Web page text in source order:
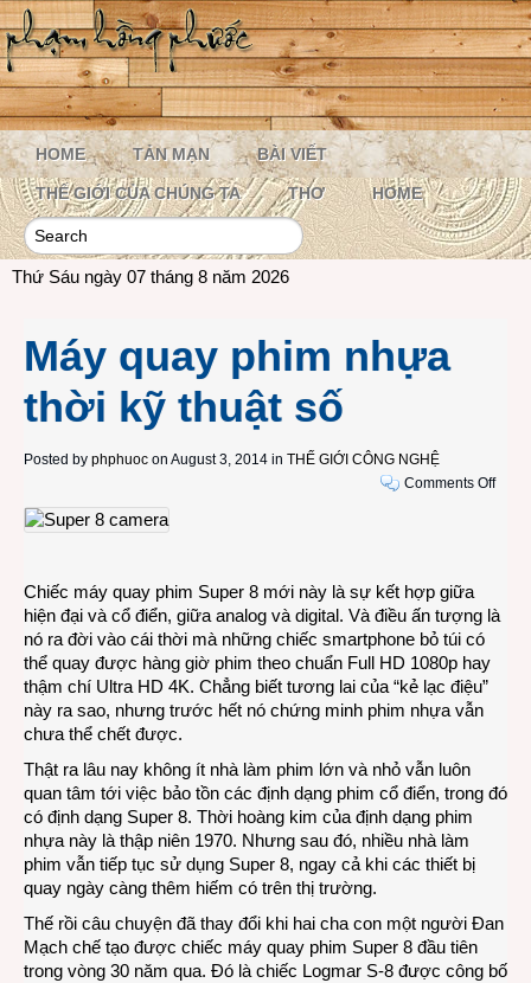
HOME TẢN MẠN BÀI VIẾT
THẾ GIỚI CỦA CHÚNG TA THƠ HOME
Thứ Sáu ngày 07 tháng 8 năm 2026
Máy quay phim nhựa
thời kỹ thuật số
Posted by phphuoc on August 3, 2014 in THẾ GIỚI CÔNG NGHỆ
Comments Offon
kỹ
Chiếc máy quay phim Super 8 mới này là sự kết hợp giữa
hiện đại và cổ điển, giữa analog và digital. Và điều ấn tượng là
nó ra đời vào cái thời mà những chiếc smartphone bỏ túi có
thể quay được hàng giờ phim theo chuẩn Full HD 1080p hay
thậm chí Ultra HD 4K. Chẳng biết tương lai của “kẻ lạc điệu”
này ra sao, nhưng trước hết nó chứng minh phim nhựa vẫn
chưa thể chết được.
Thật ra lâu nay không ít nhà làm phim lớn và nhỏ vẫn luôn
quan tâm tới việc bảo tồn các định dạng phim cổ điển, trong đó
có định dạng Super 8. Thời hoàng kim của định dạng phim
nhựa này là thập niên 1970. Nhưng sau đó, nhiều nhà làm
phim vẫn tiếp tục sử dụng Super 8, ngay cả khi các thiết bị
quay ngày càng thêm hiếm có trên thị trường.
Thế rồi câu chuyện đã thay đổi khi hai cha con một người Đan
Mạch chế tạo được chiếc máy quay phim Super 8 đầu tiên
trong vòng 30 năm qua. Đó là chiếc Logmar S-8 được công bố